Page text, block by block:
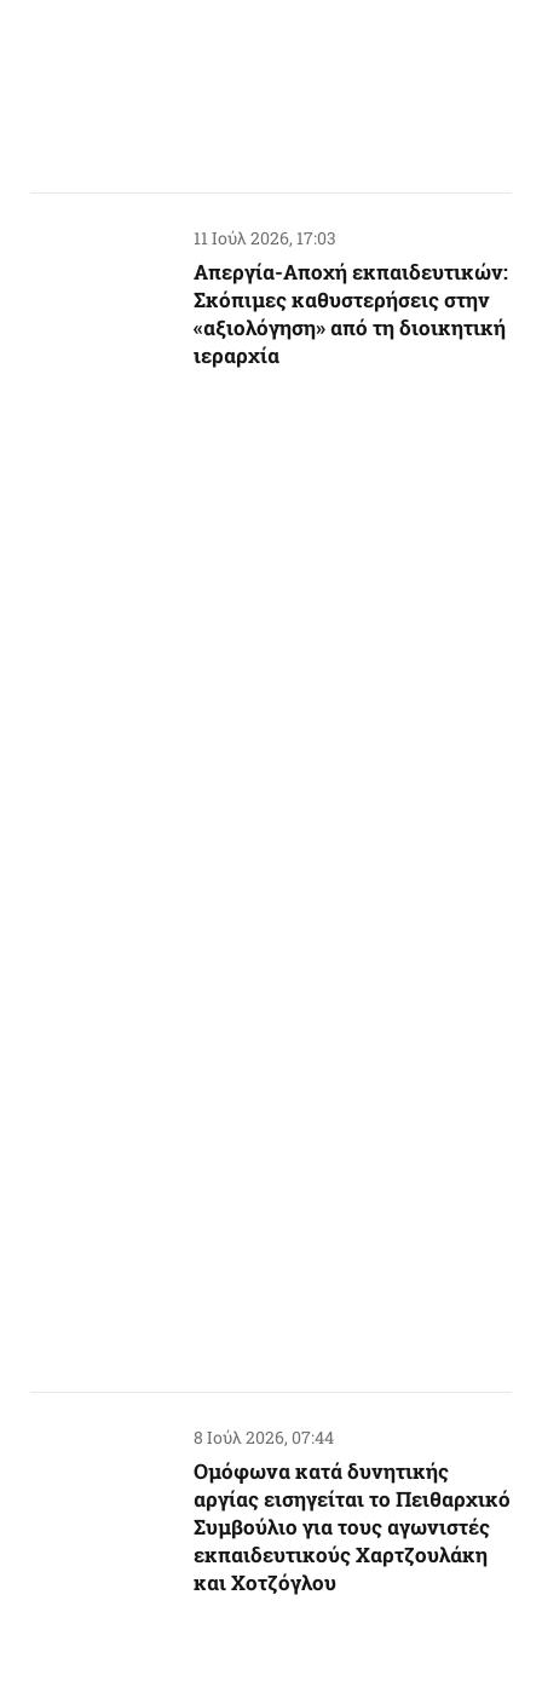
11 Ιούλ 2026, 17:03
Απεργία-Αποχή εκπαιδευτικών:
Σκόπιμες καθυστερήσεις στην
«αξιολόγηση» από τη διοικητική
ιεραρχία
8 Ιούλ 2026, 07:44
Ομόφωνα κατά δυνητικής
αργίας εισηγείται το Πειθαρχικό
Συμβούλιο για τους αγωνιστές
εκπαιδευτικούς Χαρτζουλάκη
και Χοτζόγλου